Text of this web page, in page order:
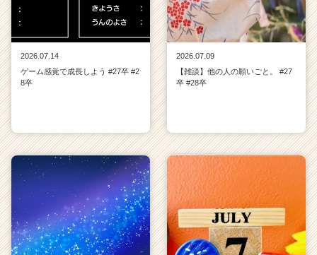
2026.07.14
ゲーム感覚で成長しよう #27卒 #2
8卒
2026.07.09
【雑談】他の人の願いごと。 #27
卒 #28卒